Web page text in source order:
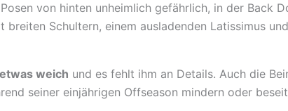
von hinten unheimlich gefährlich, in der Back
Schultern, einem ausladenden Latissimus
weich und es fehlt ihm an Details. Auch die
seiner einjährigen Offseason mindern oder